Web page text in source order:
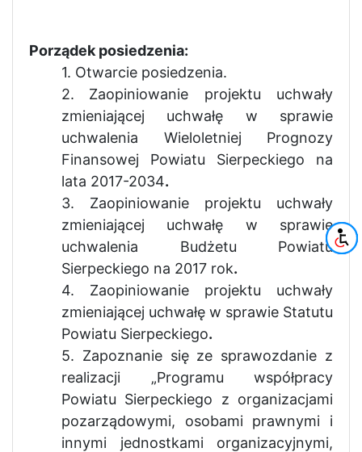
Porządek posiedzenia:
1. Otwarcie posiedzenia.
2.
Zaopiniowanie projektu uchwały
zmieniającej uchwałę w sprawie
uchwalenia Wieloletniej Prognozy
Finansowej Powiatu Sierpeckiego na
lata 2017-2034.
3. Zaopiniowanie projektu uchwały
zmieniającej uchwałę w sprawie
uchwalenia Budżetu Powiatu
Sierpeckiego na 2017 rok.
4. Zaopiniowanie projektu uchwały
zmieniającej uchwałę w sprawie Statutu
Powiatu Sierpeckiego.
5. Zapoznanie się ze sprawozdanie z
realizacji „Programu współpracy
Powiatu Sierpeckiego z organizacjami
pozarządowymi, osobami prawnymi i
innymi jednostkami organizacyjnymi,